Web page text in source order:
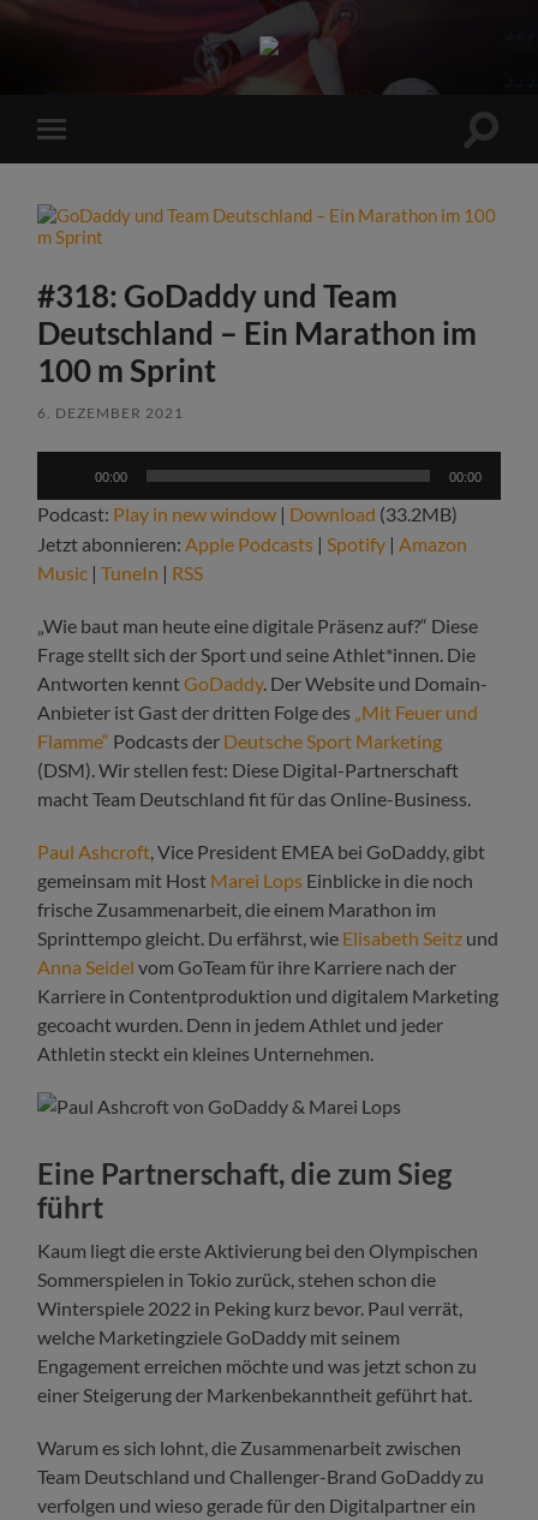
Sports
Maniac
Mobile-
Menü
#318: GoDaddy und Team
Deutschland – Ein Marathon im
100 m Sprint
6. DEZEMBER 2021
00:00 00:00
Podcast: Play in new window | Download (33.2MB)
Jetzt abonnieren: Apple Podcasts | Spotify | Amazon
Music |TuneIn | RSS
„Wie baut man heute eine digitale Präsenz auf?“ Diese
Frage stellt sich der Sport und seine Athlet*innen. Die
Antworten kenntGoDaddy. Der Website und Domain-
Anbieter ist Gast der dritten Folge des „Mit Feuer und
Flamme“ Podcasts der Deutsche Sport Marketing
(DSM). Wir stellen fest: Diese Digital-Partnerschaft
macht Team Deutschland fit für das Online-Business.
Paul Ashcroft , Vice President EMEA bei GoDaddy, gibt
gemeinsam mit Host Marei Lops Einblicke in die noch
frische Zusammenarbeit, die einem Marathon im
Sprinttempo gleicht. Du erfährst, wie Elisabeth Seitz und
Anna Seidel vom GoTeam für ihre Karriere nach der
Karriere in Contentproduktion und digitalem Marketing
gecoacht wurden. Denn in jedem Athlet und jeder
Athletin steckt ein kleines Unternehmen.
Eine Partnerschaft, die zum Sieg
führt
Kaum liegt die erste Aktivierung bei den Olympischen
Sommerspielen in Tokio zurück, stehen schon die
Winterspiele 2022 in Peking kurz bevor. Paul verrät,
welche Marketingziele GoDaddy mit seinem
Engagement erreichen möchte und was jetzt schon zu
einer Steigerung der Markenbekanntheit geführt hat.
Warum es sich lohnt, die Zusammenarbeit zwischen
Team Deutschland und Challenger-Brand GoDaddy zu
verfolgen und wieso gerade für den Digitalpartner ein